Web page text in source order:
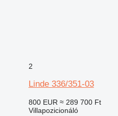
2
Linde 336/351-03
800 EUR ≈ 289 700 Ft
Villapozicionáló